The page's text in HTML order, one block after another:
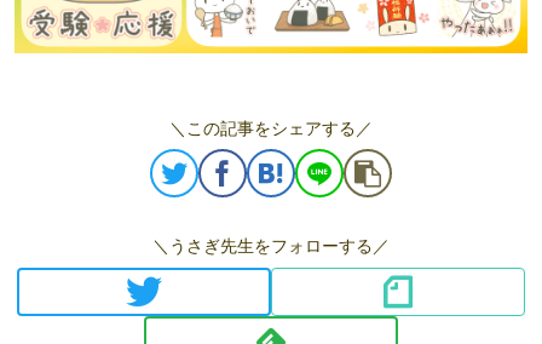
＼この記事をシェアする／
＼うさぎ先生をフォローする／